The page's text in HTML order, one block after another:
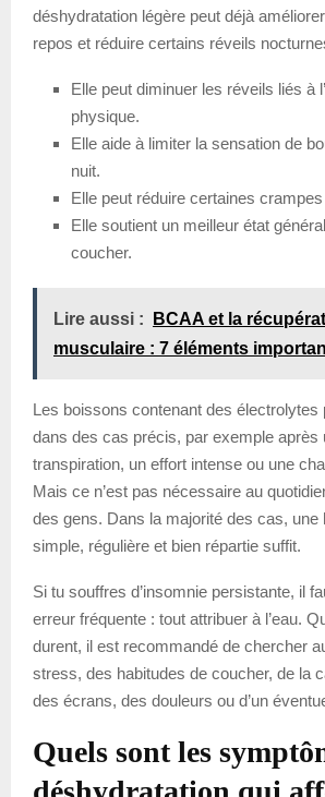
déshydratation légère peut déjà
repos et réduire certains réveils
Elle peut diminuer les réveils liés à
physique.
Elle aide à limiter la sensation de
nuit.
Elle peut réduire certaines
Elle soutient un meilleur état
coucher.
Lire aussi :
BCAA et la
musculaire : 7 éléments
Les boissons contenant des électrolytes
dans des cas précis, par exemple après
transpiration, un effort intense ou une
Mais ce n’est pas nécessaire au
des gens. Dans la majorité des cas, une
simple, régulière et bien répartie suffit.
Si tu souffres d’insomnie persistante, il
erreur fréquente : tout attribuer à l’eau.
durent, il est recommandé de chercher
stress, des habitudes de coucher, de la
des écrans, des douleurs ou d’un
Quels sont les